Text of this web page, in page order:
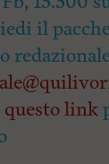
il
questo link